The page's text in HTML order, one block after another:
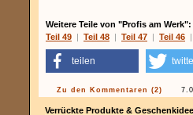
Weitere Teile von "Profis am Werk":
Teil 49 | Teil 48 | Teil 47 | Teil 46 |
teilen
Zu den Kommentaren (2)
Verrückte Produkte &